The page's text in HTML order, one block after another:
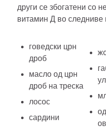
други се збогатени со
витамин Д во следниве
говедски црн
дроб
масло од црн
дроб на треска
лосос
сардини